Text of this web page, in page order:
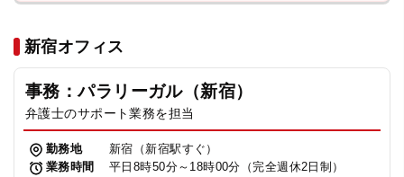
新宿オフィス
事務：パラリーガル（新宿）
弁護士のサポート業務を担当
勤務地
新宿（新宿駅すぐ）
業務時間
平日8時50分～18時00分（完全週休2日制）